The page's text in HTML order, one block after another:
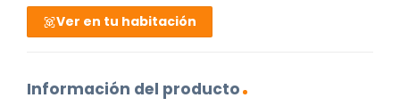
Ver en tu habitación
Información del producto